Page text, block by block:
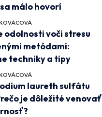
málo hovorí
odolnosti voči stresu
metódami:
techniky a tipy
laureth sulfátu
je dôležité venovať